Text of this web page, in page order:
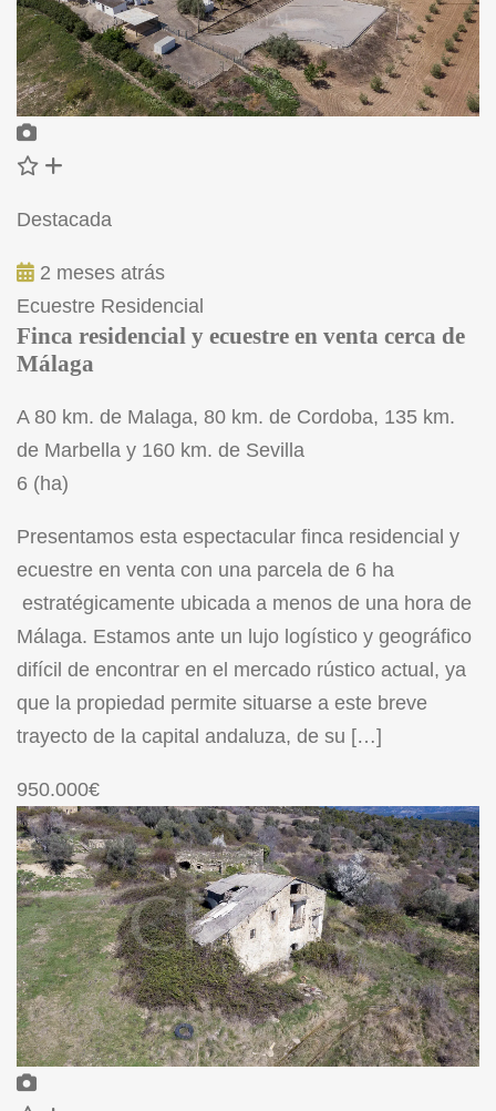
Destacada
2 meses atrás
Ecuestre Residencial
Finca residencial y ecuestre en venta cerca de
Málaga
A 80 km. de Malaga, 80 km. de Cordoba, 135 km.
de Marbella y 160 km. de Sevilla
6 (ha)
Presentamos esta espectacular finca residencial y
ecuestre en venta con una parcela de 6 ha
estratégicamente ubicada a menos de una hora de
Málaga. Estamos ante un lujo logístico y geográfico
difícil de encontrar en el mercado rústico actual, ya
que la propiedad permite situarse a este breve
trayecto de la capital andaluza, de su […]
950.000€